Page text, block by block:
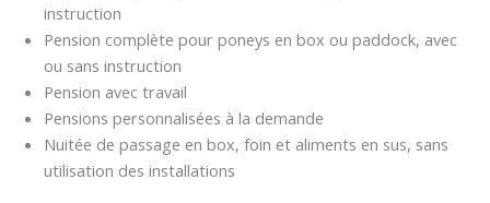
instruction
Pension complète pour poneys en box ou paddock, avec
ou sans instruction
Pension avec travail
Pensions personnalisées à la demande
Nuitée de passage en box, foin et aliments en sus, sans
utilisation des installations